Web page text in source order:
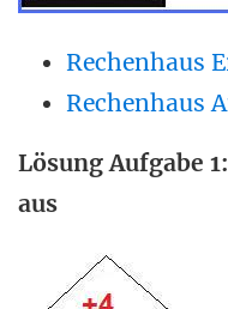
Rechenhaus
Rechenhaus
Lösung Aufgabe
aus